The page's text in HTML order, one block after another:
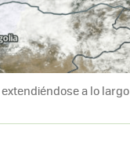
a lo largo